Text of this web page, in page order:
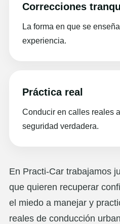
Correcciones
La forma en que se
experiencia.
Práctica real
Conducir en calles reales
seguridad verdadera.
En Practi-Car trabajamos
que quieren recuperar
el miedo a manejar y
reales de conducción